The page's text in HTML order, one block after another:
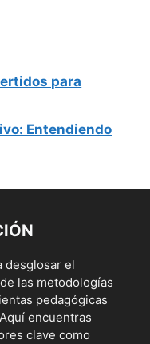
para
Entendiendo
desglosar el
las metodologías
pedagógicas
encuentras
clave como